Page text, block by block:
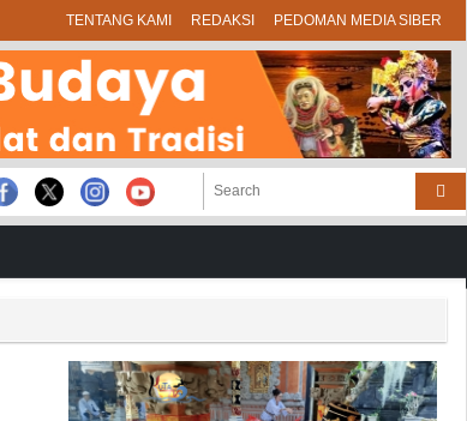
TENTANG KAMI REDAKSI PEDOMAN MEDIA SIBER